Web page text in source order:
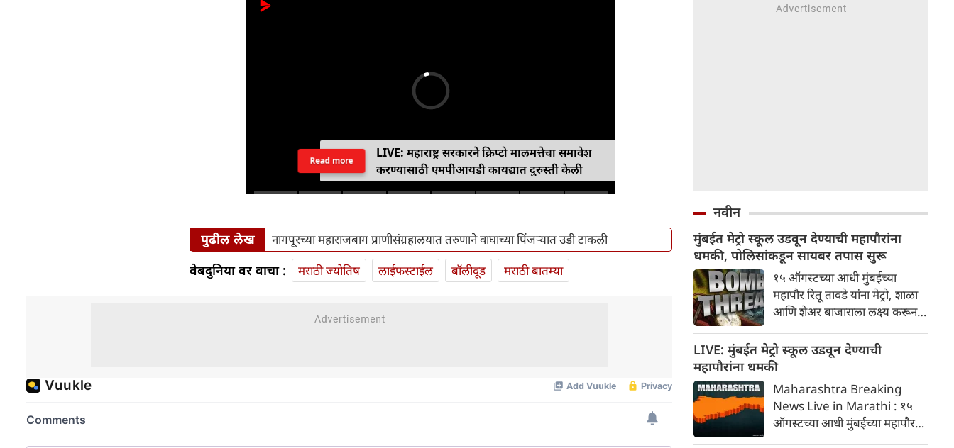
LIVE: महाराष्ट्र सरकारने क्रिप्टो मालमत्तेचा समावेश
करण्यासाठी एमपीआयडी कायद्यात दुरुस्ती केली
Read more
पुढील लेख नागपूरच्या महाराजबाग प्राणीसंग्रहालयात तरुणाने वाघाच्या पिंजऱ्यात उडी टाकली
वेबदुनिया वर वाचा : मराठी ज्योतिष लाईफस्टाईल बॉलीवूड मराठी बातम्या
नवीन
मुंबईत मेट्रो स्कूल उडवून देण्याची महापौरांना
धमकी, पोलिसांकडून सायबर तपास सुरू
१५ ऑगस्टच्या आधी मुंबईच्या
महापौर रितू तावडे यांना मेट्रो, शाळा
आणि शेअर बाजाराला लक्ष्य करून
खलिस्तान समर्थकांनी पाठवलेल्या या
ईमेलनंतर मुंबई पोलिसांनी सायबर
LIVE: मुंबईत मेट्रो स्कूल उडवून देण्याची
महापौरांना धमकी
Maharashtra Breaking
News Live in Marathi : १५
ऑगस्टच्या आधी मुंबईच्या महापौर